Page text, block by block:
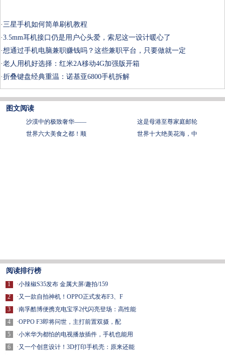
·三星手机如何简单刷机教程
·3.5mm耳机接口仍是用户心头爱，索尼这一设计暖心了
·想通过手机电脑兼职赚钱吗？这些兼职平台，只要做就一定
·老人用机好选择：红米2A移动4G加强版开箱
·折叠键盘经典重温：诺基亚6800手机拆解
图文阅读
沙漠中的极致奢华——
这是母港至尊家庭邮轮
世界六大美食之都！顺
世界十大绝美花海，中
阅读排行榜
1
2
3
4
5
6
·小辣椒S35发布 金属大屏/趣拍/159
·又一款自拍神机！OPPO正式发布F3、F
·南孚酷博便携充电宝孚2代闪亮登场：高性能
·OPPO F3即将问世，主打前置双摄，配
·小米华为都怕的电视播放插件，手机也能用
·又一个创意设计！3D打印手机壳：原来还能